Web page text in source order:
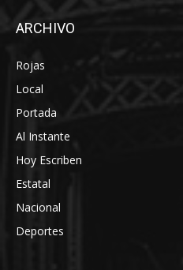
ARCHIVO
Rojas
Local
Portada
Al Instante
Hoy Escriben
Estatal
Nacional
Deportes